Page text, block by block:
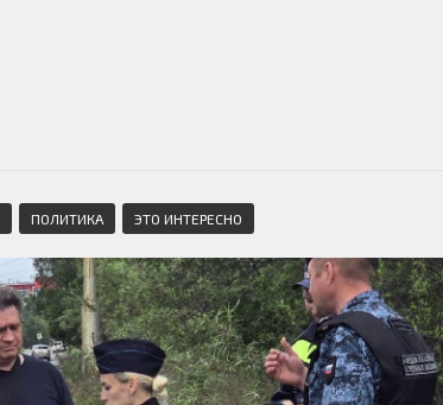
ПОЛИТИКА ЭТО ИНТЕРЕСНО